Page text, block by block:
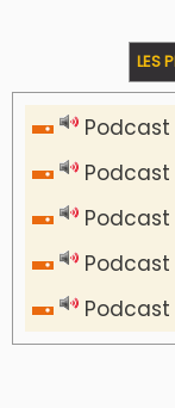
LES
Podcast
Podcast